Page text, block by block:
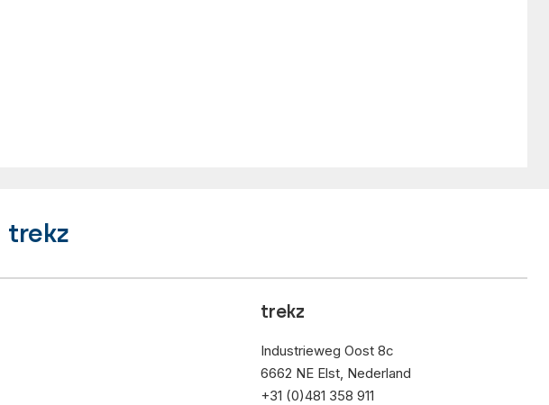
trekz
trekz
Industrieweg Oost 8c
6662 NE Elst, Nederland
+31 (0)481 358 911